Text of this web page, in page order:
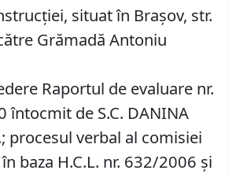
situat în Brașov, str.
Grămadă Antoniu
Raportul de evaluare nr.
întocmit de S.C. DANINA
procesul verbal al comisiei
baza H.C.L. nr. 632/2006 și